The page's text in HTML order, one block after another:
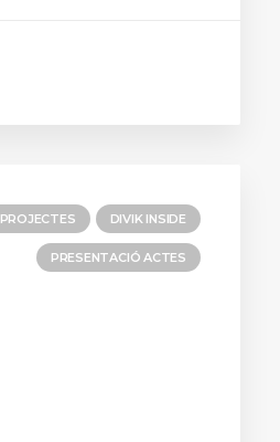
PROJECTES DIVIK INSIDE
PRESENTACIÓ ACTES